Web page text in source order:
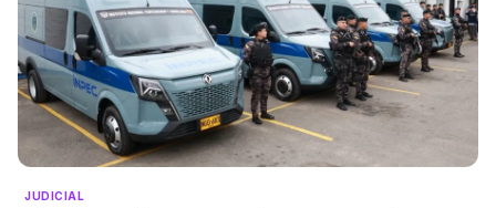
JUDICIAL